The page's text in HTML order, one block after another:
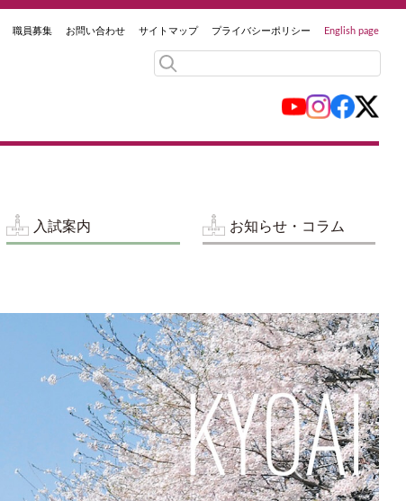
職員募集 お問い合わせ サイトマップ プライバシーポリシー English page
入試案内 お知らせ・コラム